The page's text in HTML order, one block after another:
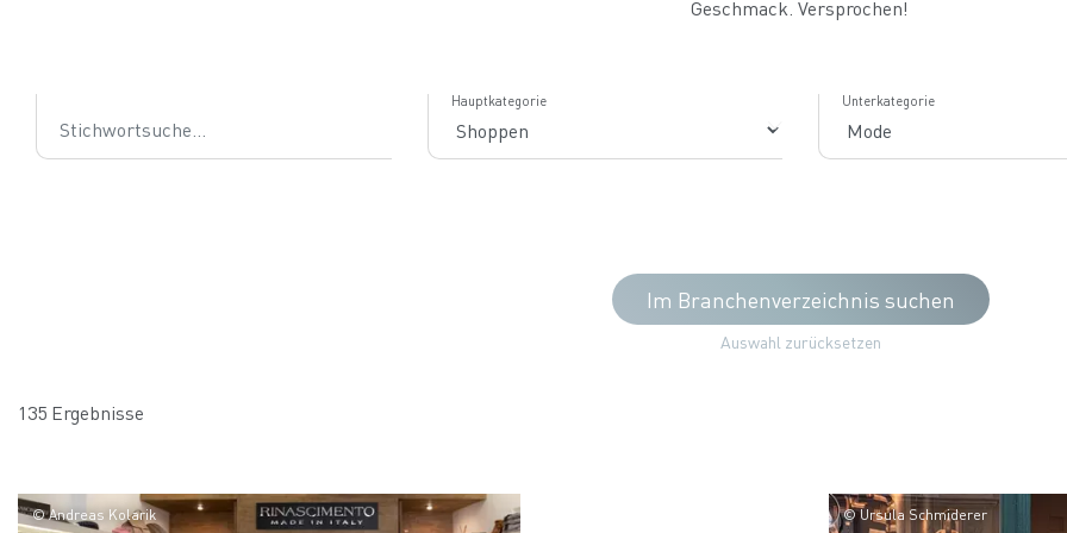
Geschmack. Versprochen!
Hauptkategorie Unterkategorie
Im Branchenverzeichnis suchen
Auswahl zurücksetzen
135 Ergebnisse
© Andreas Kolarik © Ursula Schmiderer